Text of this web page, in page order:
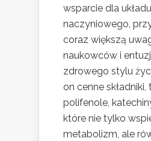
wsparcie dla
naczyniowego,
coraz większą
naukowców i
zdrowego stylu
on cenne składniki,
polifenole,
które nie tylko
metabolizm, ale